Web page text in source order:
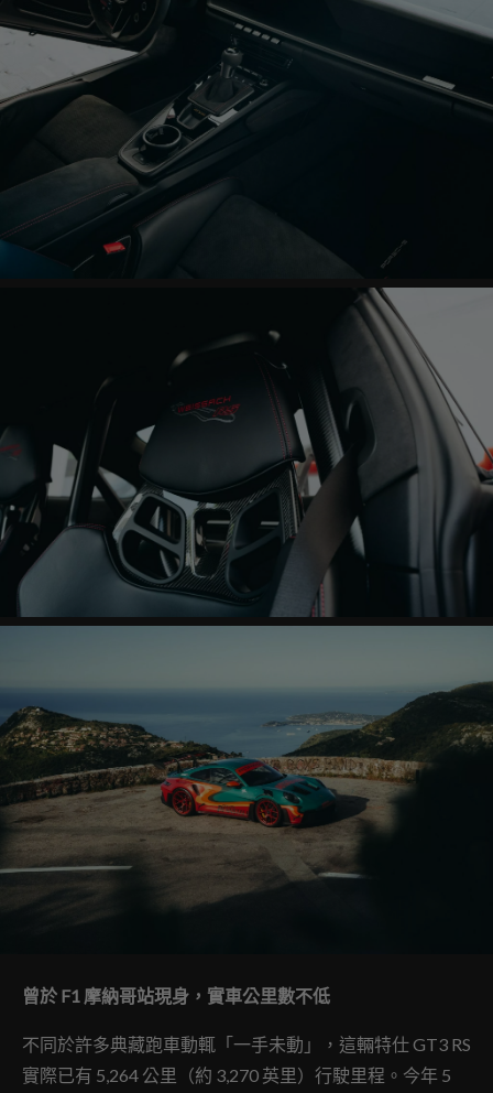
曾於 F1 摩納哥站現身，實車公里數不低
不同於許多典藏跑車動輒「一手未動」，這輛特仕 GT3 RS
實際已有 5,264 公里（約 3,270 英里）行駛里程。今年 5